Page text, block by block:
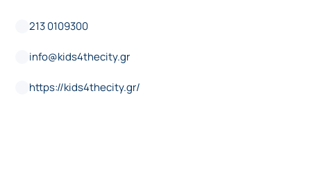
213 0109300
info@kids4thecity.gr
https://kids4thecity.gr/